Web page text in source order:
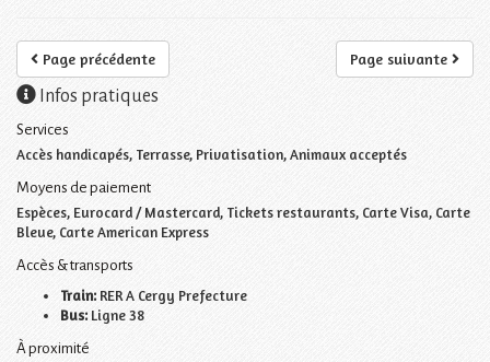
Page suivante
Page précédente
Infos pratiques
Services
Accès handicapés, Terrasse, Privatisation, Animaux acceptés
Moyens de paiement
Espèces, Eurocard / Mastercard, Tickets restaurants, Carte Visa, Carte
Bleue, Carte American Express
Accès & transports
Train: RER A Cergy Prefecture
Bus: Ligne 38
À proximité